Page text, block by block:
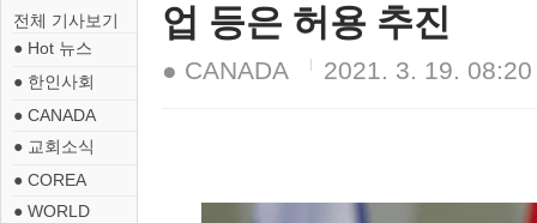
전체 기사보기
● Hot 뉴스
● 한인사회
● CANADA
● 교회소식
● COREA
● WORLD
업 등은 허용 추진
● CANADA 2021. 3. 19. 08:20